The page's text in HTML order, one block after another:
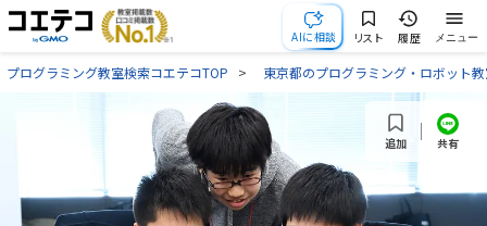
AIに相談 リスト 履歴 メニュー
プログラミング教室検索コエテコTOP 東京都のプログラミング・ロボット
追加 共有